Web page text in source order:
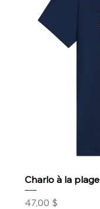
Charlo à la plage
Prix
47,00 $